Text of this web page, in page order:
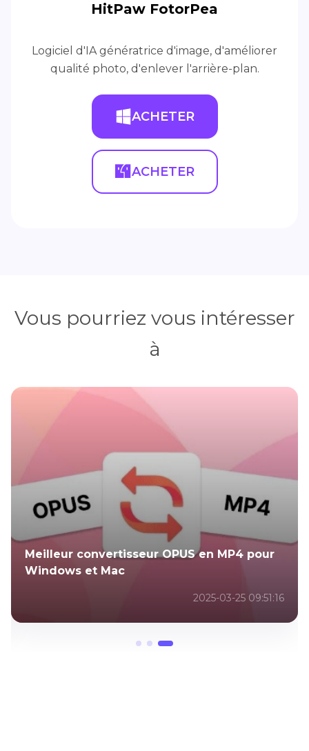
HitPaw FotorPea
Logiciel d'IA génératrice d'image, d'améliorer
qualité photo, d'enlever l'arrière-plan.
ACHETER
ACHETER
Vous pourriez vous intéresser
à
Meilleur convertisseur OPUS en MP4 pour
Windows et Mac
2025-03-25 09:51:16